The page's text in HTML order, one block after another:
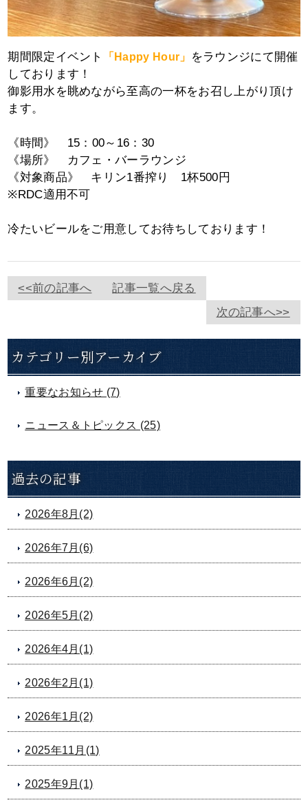
期間限定イベント 「Happy Hour」
をラウンジにて開催
しております！
御影用水を眺めながら至高の一杯をお召し上がり頂け
ます。
《時間》 15：00～16：30
《場所》 カフェ・バーラウンジ
《対象商品》 キリン1番搾り 1杯500円
※RDC適用不可
冷たいビールをご用意してお待ちしております！
<<前の記事へ
記事一覧へ戻る
次の記事へ>>
カテゴリー別アーカイブ
重要なお知らせ (7)
ニュース＆トピックス (25)
過去の記事
2026年8月(2)
2026年7月(6)
2026年6月(2)
2026年5月(2)
2026年4月(1)
2026年2月(1)
2026年1月(2)
2025年11月(1)
2025年9月(1)